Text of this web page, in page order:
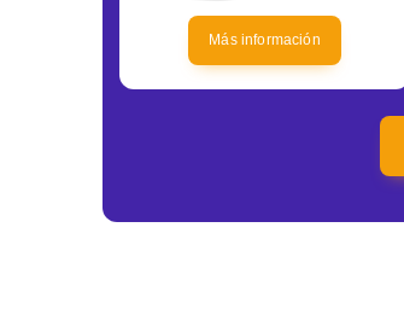
Más información